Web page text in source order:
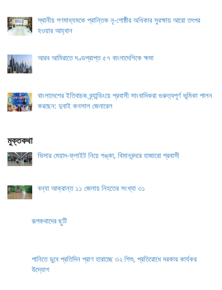
স্থানীয় গণমাধ্যমকে প্রান্তিক নৃ-গোষ্ঠীর অধিকার সুরক্ষায় আরো তৎপর
হওয়ার আহ্বান
আরব আমিরাতে দণ্ডপ্রাপ্ত ৫৭ বাংলাদেশিকে ক্ষমা
বাংলাদেশের ইতিবাচক ব্র্যান্ডিংয়ে প্রবাসী সাংবাদিকরা গুরুত্বপূর্ণ ভূমিকা পালন
করছেন: দুবাই কনসাল জেনারেল
মুক্তকথা
ভিসার মেয়াদ-ফ্লাইট নিয়ে শঙ্কা, বিমানবন্দরে হাজারো প্রবাসী
বন্যা আক্রান্ত ১১ জেলায় নিহতের সংখ্যা ৩১
রূপকথাদের ছুটি
পানিতে ডুবে প্রতিদিন প্রাণ হারাচ্ছে ৩২ শিশু, প্রতিরোধে দরকার কার্যকর
উদ্যোগ